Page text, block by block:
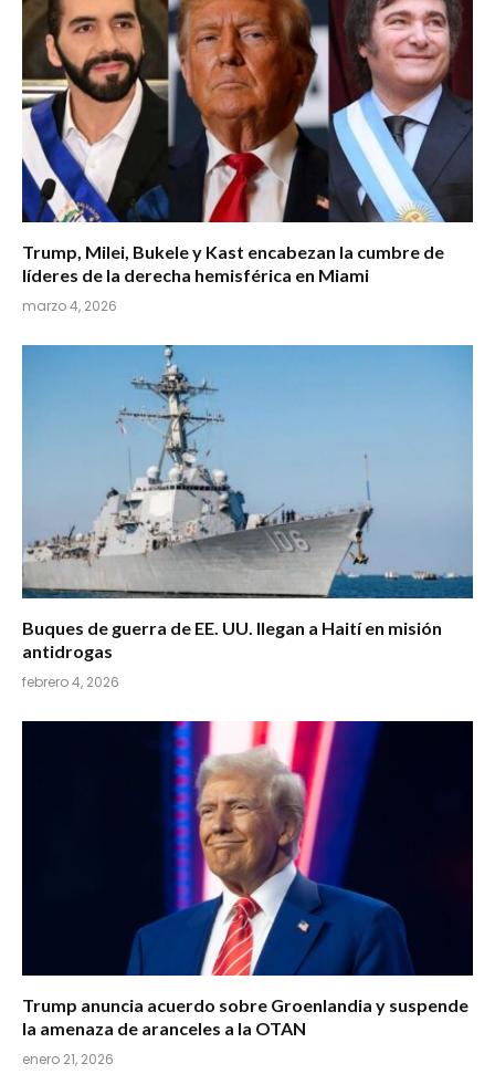
Trump, Milei, Bukele y Kast encabezan la cumbre de
líderes de la derecha hemisférica en Miami
marzo 4, 2026
Buques de guerra de EE. UU. llegan a Haití en misión
antidrogas
febrero 4, 2026
Trump anuncia acuerdo sobre Groenlandia y suspende
la amenaza de aranceles a la OTAN
enero 21, 2026